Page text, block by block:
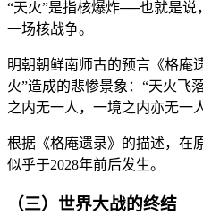
“天火”是指核爆炸──也就是说
一场核战争。
明朝朝鲜南师古的预言《格庵
火”造成的悲惨景象：“天火飞
之内无一人，一境之内亦无一
根据《格庵遗录》的描述，在
似乎于2028年前后发生。
（三）世界大战的终结